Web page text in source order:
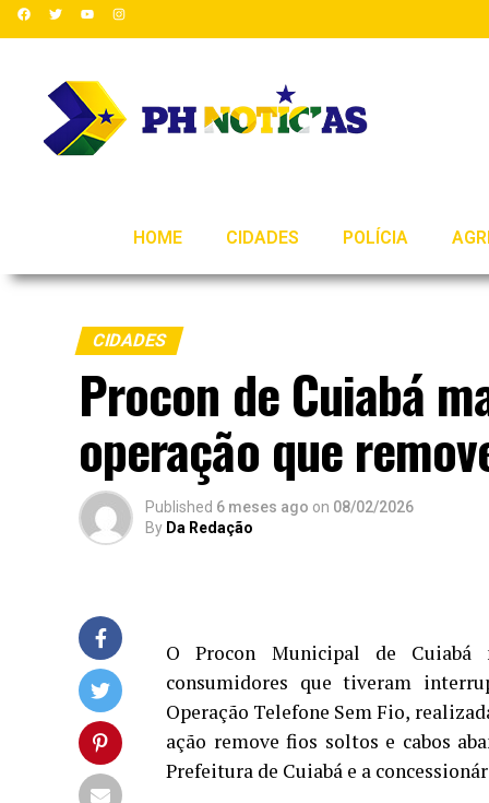
HOME CIDADES POLÍCIA
CIDADES
Procon de Cuiabá
operação que
Published 6 meses ago on 08/02/2026
By Da Redação
O Procon Municipal de Cuiabá
consumidores que tiveram
Operação Telefone Sem Fio,
ação remove fios soltos e cabos
Prefeitura de Cuiabá e a